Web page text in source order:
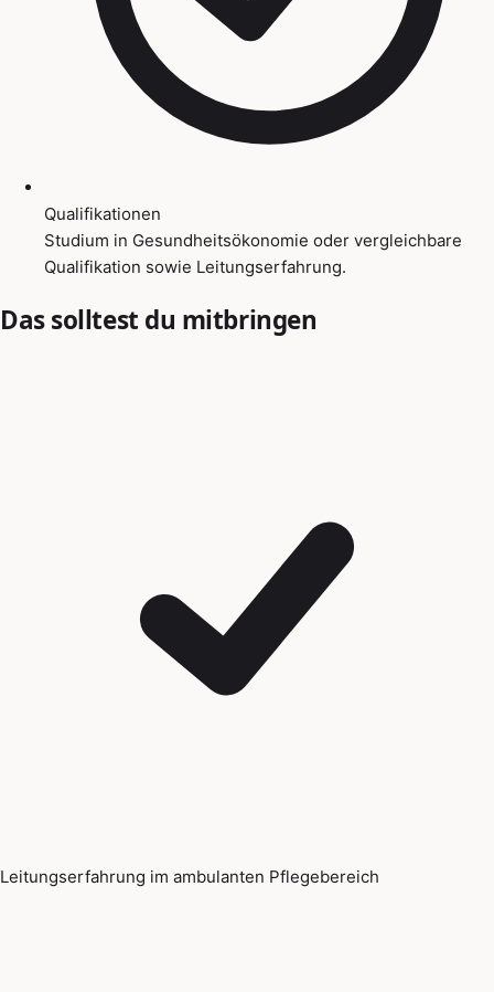
Qualifikationen
Studium in Gesundheitsökonomie oder vergleichbare
Qualifikation sowie Leitungserfahrung.
Das solltest du mitbringen
Leitungserfahrung im ambulanten Pflegebereich